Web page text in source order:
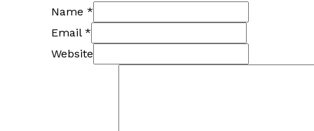
Name *
Email *
Website